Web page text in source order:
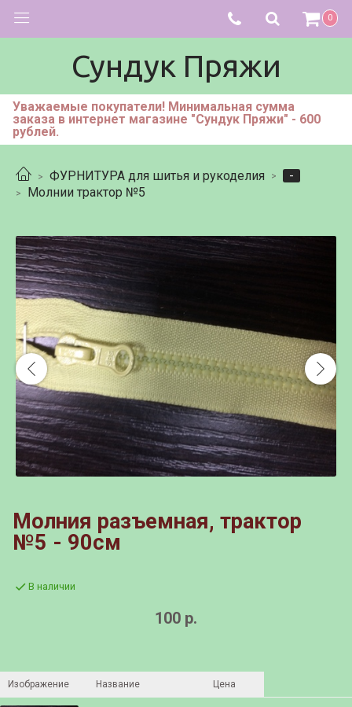
0
Сундук Пряжи
Уважаемые покупатели! Минимальная сумма
заказа в интернет магазине "Сундук Пряжи" - 600
рублей.
ФУРНИТУРА для шитья и рукоделия
-
Молнии трактор №5
Молния разъемная, трактор
№5 - 90см
В наличии
100 р.
Изображение Название Цена